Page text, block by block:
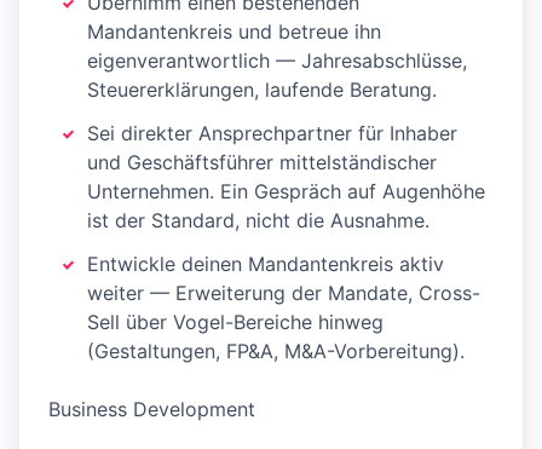
Mandantenkreis und betreue ihn
eigenverantwortlich — Jahresabschlüsse,
Steuererklärungen, laufende Beratung.
Sei direkter Ansprechpartner für Inhaber
und Geschäftsführer mittelständischer
Unternehmen. Ein Gespräch auf Augenhöhe
ist der Standard, nicht die Ausnahme.
Entwickle deinen Mandantenkreis aktiv
weiter — Erweiterung der Mandate, Cross-
Sell über Vogel-Bereiche hinweg
(Gestaltungen, FP&A, M&A-Vorbereitung).
Business Development